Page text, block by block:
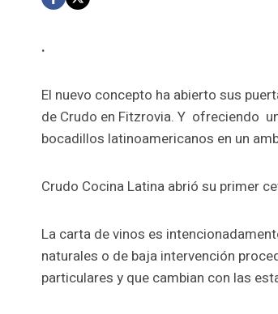
.
El nuevo concepto ha abierto sus
de Crudo en Fitzrovia. Y ofreciendo
bocadillos latinoamericanos en un
Crudo Cocina Latina abrió su primer
La carta de vinos es
naturales o de baja intervención
particulares y que cambian con las